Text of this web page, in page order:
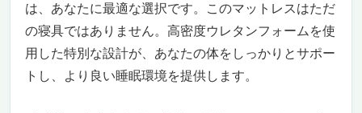
は、あなたに最適な選択です。このマットレスはただ
の寝具ではありません。高密度ウレタンフォームを使
用した特別な設計が、あなたの体をしっかりとサポー
トし、より良い睡眠環境を提供します。